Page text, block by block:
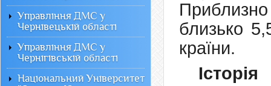
близько
країни.
Історія
Управління ДМС у
Чернівецькій області
Управління ДМС у
Чернігівській області
Національний Університет